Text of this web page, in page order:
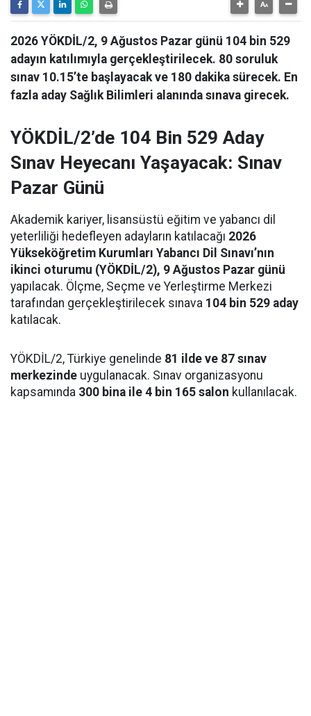
2026 YÖKDİL/2, 9 Ağustos Pazar günü 104 bin 529
adayın katılımıyla gerçekleştirilecek. 80 soruluk
sınav 10.15’te başlayacak ve 180 dakika sürecek. En
fazla aday Sağlık Bilimleri alanında sınava girecek.
YÖKDİL/2’de 104 Bin 529 Aday
Sınav Heyecanı Yaşayacak: Sınav
Pazar Günü
Akademik kariyer, lisansüstü eğitim ve yabancı dil
yeterliliği hedefleyen adayların katılacağı 2026
Yükseköğretim Kurumları Yabancı Dil Sınavı’nın
ikinci oturumu (YÖKDİL/2), 9 Ağustos Pazar günü
yapılacak. Ölçme, Seçme ve Yerleştirme Merkezi
tarafından gerçekleştirilecek sınava 104 bin 529 aday
katılacak.
YÖKDİL/2, Türkiye genelinde 81 ilde ve 87 sınav
merkezinde uygulanacak. Sınav organizasyonu
kapsamında 300 bina ile 4 bin 165 salon kullanılacak.